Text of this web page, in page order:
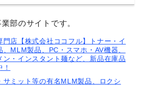
部のサイトです。
門店【株式会社ココフル】トナー・イ
、MLM製品、PC・スマホ・AV機器、
ン・インスタント麺など、新品在庫品
サミット等の有名MLM製品、ロクシ